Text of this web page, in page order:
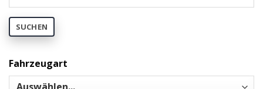
SUCHEN
Fahrzeugart